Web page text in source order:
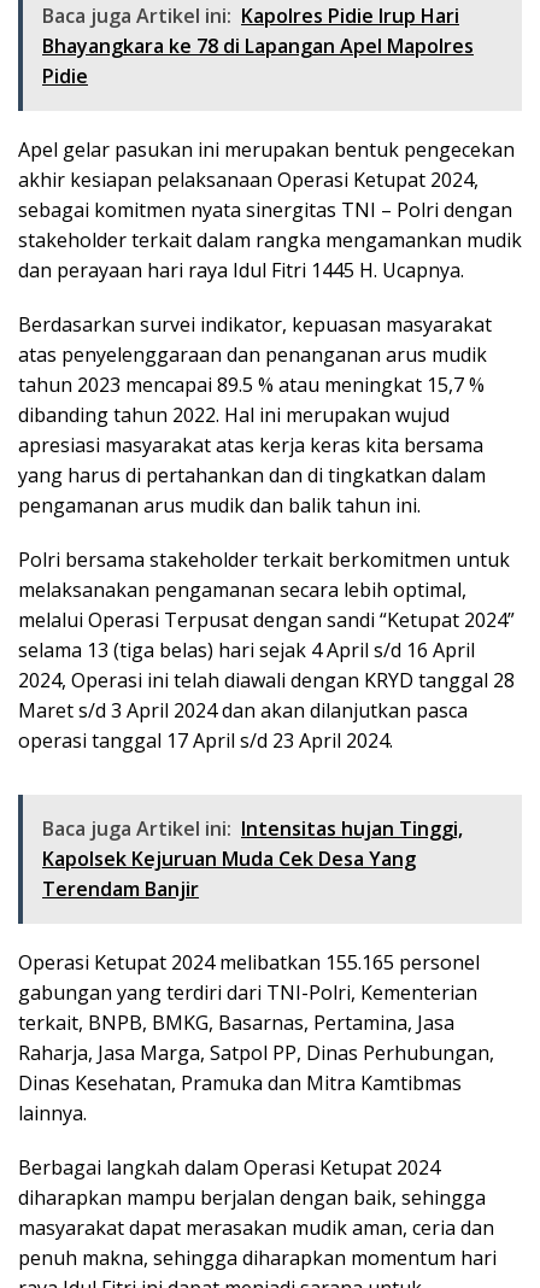
Baca juga Artikel ini: Kapolres Pidie Irup Hari
Bhayangkara ke 78 di Lapangan Apel Mapolres
Pidie
Apel gelar pasukan ini merupakan bentuk pengecekan
akhir kesiapan pelaksanaan Operasi Ketupat 2024,
sebagai komitmen nyata sinergitas TNI – Polri dengan
stakeholder terkait dalam rangka mengamankan mudik
dan perayaan hari raya Idul Fitri 1445 H. Ucapnya.
Berdasarkan survei indikator, kepuasan masyarakat
atas penyelenggaraan dan penanganan arus mudik
tahun 2023 mencapai 89.5 % atau meningkat 15,7 %
dibanding tahun 2022. Hal ini merupakan wujud
apresiasi masyarakat atas kerja keras kita bersama
yang harus di pertahankan dan di tingkatkan dalam
pengamanan arus mudik dan balik tahun ini.
Polri bersama stakeholder terkait berkomitmen untuk
melaksanakan pengamanan secara lebih optimal,
melalui Operasi Terpusat dengan sandi “Ketupat 2024”
selama 13 (tiga belas) hari sejak 4 April s/d 16 April
2024, Operasi ini telah diawali dengan KRYD tanggal 28
Maret s/d 3 April 2024 dan akan dilanjutkan pasca
operasi tanggal 17 April s/d 23 April 2024.
Baca juga Artikel ini: Intensitas hujan Tinggi,
Kapolsek Kejuruan Muda Cek Desa Yang
Terendam Banjir
Operasi Ketupat 2024 melibatkan 155.165 personel
gabungan yang terdiri dari TNI-Polri, Kementerian
terkait, BNPB, BMKG, Basarnas, Pertamina, Jasa
Raharja, Jasa Marga, Satpol PP, Dinas Perhubungan,
Dinas Kesehatan, Pramuka dan Mitra Kamtibmas
lainnya.
Berbagai langkah dalam Operasi Ketupat 2024
diharapkan mampu berjalan dengan baik, sehingga
masyarakat dapat merasakan mudik aman, ceria dan
penuh makna, sehingga diharapkan momentum hari